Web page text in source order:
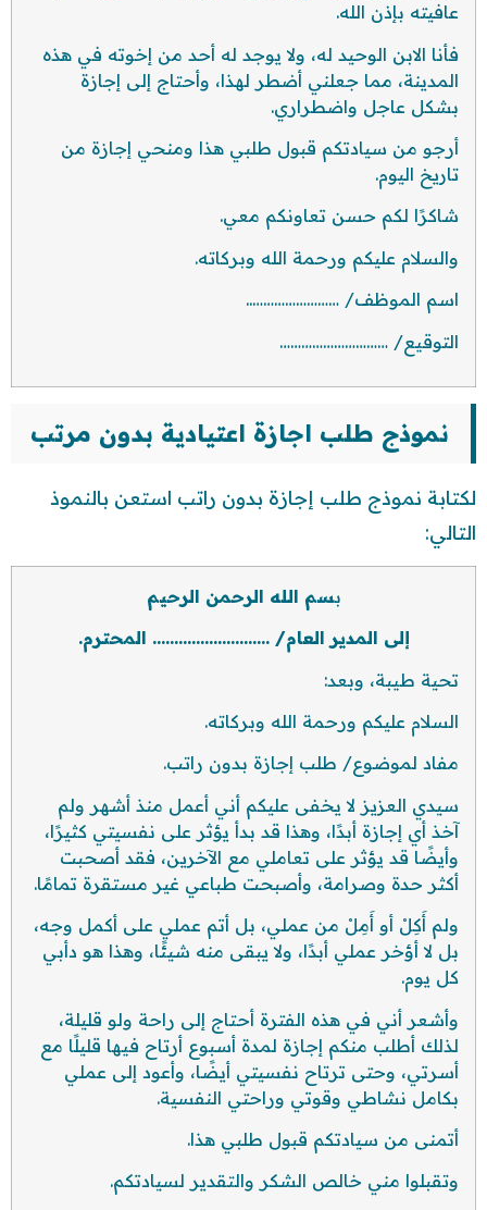
عافيته بإذن الله.
فأنا الابن الوحيد له، ولا يوجد له أحد من إخوته في هذه
المدينة، مما جعلني أضطر لهذا، وأحتاج إلى إجازة
بشكل عاجل واضطراري.
أرجو من سيادتكم قبول طلبي هذا ومنحي إجازة من
تاريخ اليوم.
شاكرًا لكم حسن تعاونكم معي.
والسلام عليكم ورحمة الله وبركاته.
اسم الموظف/ ……………………..
التوقيع/ …………………………
نموذج طلب اجازة اعتيادية بدون مرتب
لكتابة نموذج طلب إجازة بدون راتب استعن بالنموذ
التالي:
بسم الله الرحمن الرحيم
إلى المدير العام/ ……………………… المحترم.
تحية طيبة، وبعد:
السلام عليكم ورحمة الله وبركاته.
مفاد لموضوع/ طلب إجازة بدون راتب.
سيدي العزيز لا يخفى عليكم أني أعمل منذ أشهر ولم
آخذ أي إجازة أبدًا، وهذا قد بدأ يؤثر على نفسيتي كثيرًا،
وأيضًا قد يؤثر على تعاملي مع الآخرين، فقد أصحبت
أكثر حدة وصرامة، وأصبحت طباعي غير مستقرة تمامًا.
ولم أَكِلْ أو أَمِلْ من عملي، بل أتم عملي على أكمل وجه،
بل لا أؤخر عملي أبدًا، ولا يبقى منه شيئًا، وهذا هو دأبي
كل يوم.
وأشعر أني في هذه الفترة أحتاج إلى راحة ولو قليلة،
لذلك أطلب منكم إجازة لمدة أسبوع أرتاح فيها قليلًا مع
أسرتي، وحتى ترتاح نفسيتي أيضًا، وأعود إلى عملي
بكامل نشاطي وقوتي وراحتي النفسية.
أتمنى من سيادتكم قبول طلبي هذا.
وتقبلوا مني خالص الشكر والتقدير لسيادتكم.